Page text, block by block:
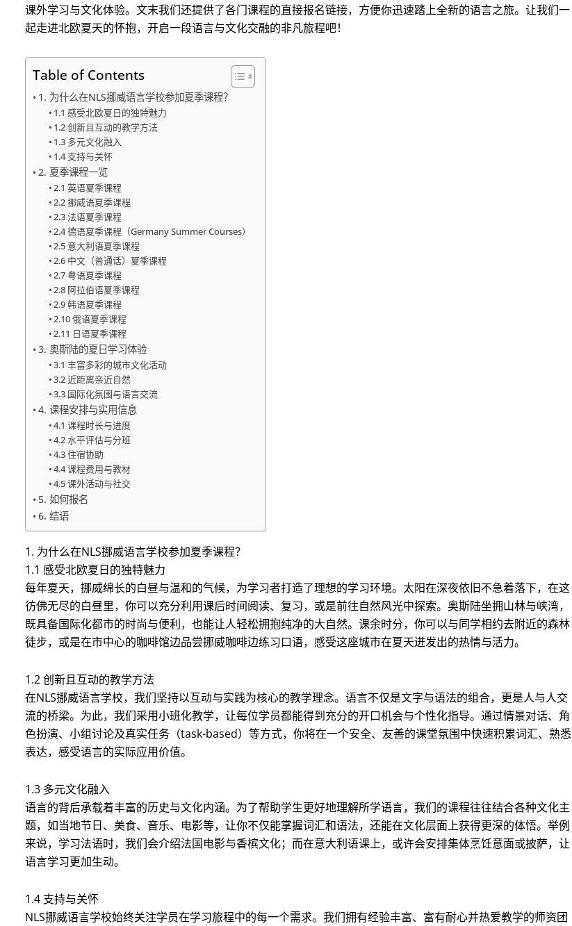
课外学习与文化体验。文末我们还提供了各门课程的直接报名链接，方便你迅速踏上全新的语言之旅。让我们一
起走进北欧夏天的怀抱，开启一段语言与文化交融的非凡旅程吧！
Table of Contents
1. 为什么在NLS挪威语言学校参加夏季课程？
1.1 感受北欧夏日的独特魅力
1.2 创新且互动的教学方法
1.3 多元文化融入
1.4 支持与关怀
2. 夏季课程一览
2.1 英语夏季课程
2.2 挪威语夏季课程
2.3 法语夏季课程
2.4 德语夏季课程（Germany Summer Courses）
2.5 意大利语夏季课程
2.6 中文（普通话）夏季课程
2.7 粤语夏季课程
2.8 阿拉伯语夏季课程
2.9 韩语夏季课程
2.10 俄语夏季课程
2.11 日语夏季课程
3. 奥斯陆的夏日学习体验
3.1 丰富多彩的城市文化活动
3.2 近距离亲近自然
3.3 国际化氛围与语言交流
4. 课程安排与实用信息
4.1 课程时长与进度
4.2 水平评估与分班
4.3 住宿协助
4.4 课程费用与教材
4.5 课外活动与社交
5. 如何报名
6. 结语
1. 为什么在NLS挪威语言学校参加夏季课程？
1.1 感受北欧夏日的独特魅力
每年夏天，挪威绵长的白昼与温和的气候，为学习者打造了理想的学习环境。太阳在深夜依旧不急着落下，在这
彷佛无尽的白昼里，你可以充分利用课后时间阅读、复习，或是前往自然风光中探索。奥斯陆坐拥山林与峡湾，
既具备国际化都市的时尚与便利，也能让人轻松拥抱纯净的大自然。课余时分，你可以与同学相约去附近的森林
徒步，或是在市中心的咖啡馆边品尝挪威咖啡边练习口语，感受这座城市在夏天迸发出的热情与活力。
1.2 创新且互动的教学方法
在NLS挪威语言学校，我们坚持以互动与实践为核心的教学理念。语言不仅是文字与语法的组合，更是人与人交
流的桥梁。为此，我们采用小班化教学，让每位学员都能得到充分的开口机会与个性化指导。通过情景对话、角
色扮演、小组讨论及真实任务（task-based）等方式，你将在一个安全、友善的课堂氛围中快速积累词汇、熟悉
表达，感受语言的实际应用价值。
1.3 多元文化融入
语言的背后承载着丰富的历史与文化内涵。为了帮助学生更好地理解所学语言，我们的课程往往结合各种文化主
题，如当地节日、美食、音乐、电影等，让你不仅能掌握词汇和语法，还能在文化层面上获得更深的体悟。举例
来说，学习法语时，我们会介绍法国电影与香槟文化；而在意大利语课上，或许会安排集体烹饪意面或披萨，让
语言学习更加生动。
1.4 支持与关怀
NLS挪威语言学校始终关注学员在学习旅程中的每一个需求。我们拥有经验丰富、富有耐心并热爱教学的师资团